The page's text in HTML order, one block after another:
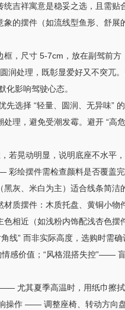
吉祥寓意是稳妥之选，且需
的摆件（如流线型鱼形、舒
，尺寸 5-7cm，放在副驾前
润处理，既彰显爱好又不突兀
化影响驾驶心态。
选择 “轻量、圆润、无异味
理，避免受潮发霉。避开 “
若晃动明显，说明底座不水
绘摆件需检查颜料是否覆盖
灰、米白为主）适合线条简
质摆件：木质托盘、黄铜小
相近（如浅粉内饰配浅杏色摆
” 而非实际高度，选购时需
感价值；“风格混搭失控”——
尤其夏季高温时，用纸巾
作 —— 调整座椅、转动方向